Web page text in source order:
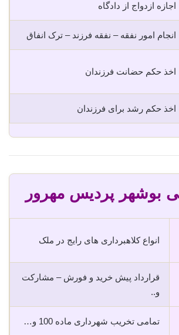
اجازه ازدواج از دادگاه
انجام امور نفقه – نفقه فرزند – ترک انفاق
اخذ حکم حضانت فرزندان
اخذ حکم رشد برای فرزندان
بوشهر پردیس مهرور
انواع کلاهبرداری های رایج در ملک
قرارداد پیش خرید و فورش – مشارکت
و..
تمامی تخریب شهرداری ماده 100 و…